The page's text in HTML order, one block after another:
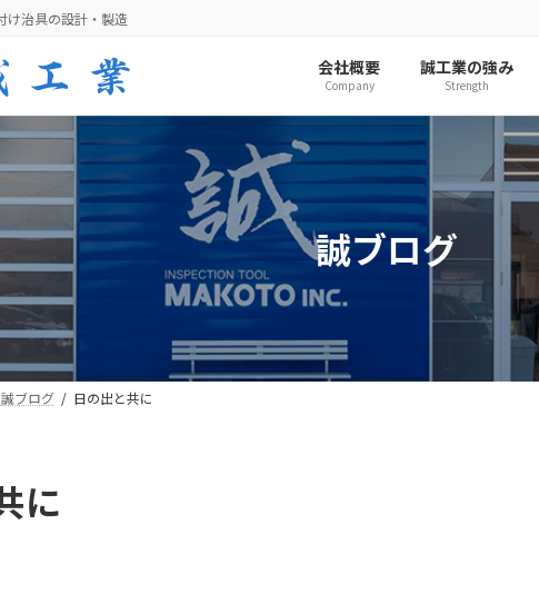
け治具の設計・製造
会社概要
Company
誠工業の強み
Strength
誠ブログ
誠ブログ 日の出と共に
に